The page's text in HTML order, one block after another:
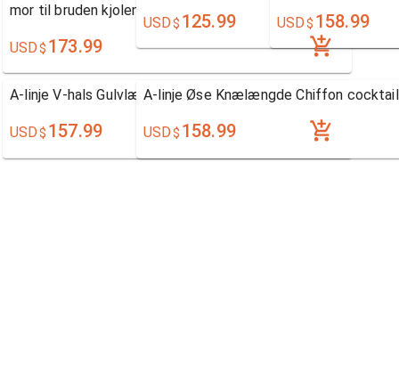
mor til bruden kjolen med Blonde
USD$ 173.99
USD$ 125.99 USD$ 158.99
A-linje V-hals Gulvlængde Chiffon Aftenkjole
USD$ 157.99
A-linje Øse Knælængde Chiffon
USD$ 158.99